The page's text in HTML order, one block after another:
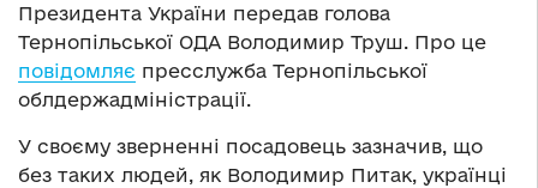
Президента України передав голова
Тернопільської ОДА Володимир Труш. Про це
повідомляє пресслужба Тернопільської
облдержадміністрації.
У своєму зверненні посадовець зазначив, що
без таких людей, як Володимир Питак, українці